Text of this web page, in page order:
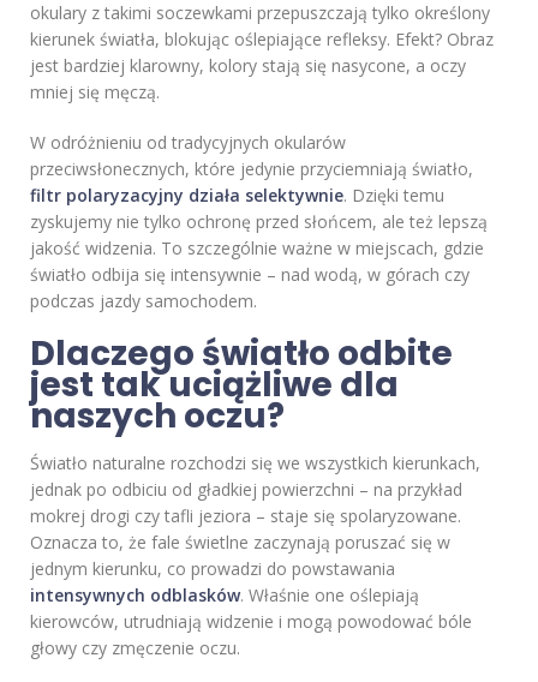
okulary z takimi soczewkami przepuszczają tylko określony
kierunek światła, blokując oślepiające refleksy. Efekt? Obraz
jest bardziej klarowny, kolory stają się nasycone, a oczy
mniej się męczą.
W odróżnieniu od tradycyjnych okularów
przeciwsłonecznych, które jedynie przyciemniają światło,
filtr polaryzacyjny działa selektywnie. Dzięki temu
zyskujemy nie tylko ochronę przed słońcem, ale też lepszą
jakość widzenia. To szczególnie ważne w miejscach, gdzie
światło odbija się intensywnie – nad wodą, w górach czy
podczas jazdy samochodem.
Dlaczego światło odbite
jest tak uciążliwe dla
naszych oczu?
Światło naturalne rozchodzi się we wszystkich kierunkach,
jednak po odbiciu od gładkiej powierzchni – na przykład
mokrej drogi czy tafli jeziora – staje się spolaryzowane.
Oznacza to, że fale świetlne zaczynają poruszać się w
jednym kierunku, co prowadzi do powstawania
intensywnych odblasków. Właśnie one oślepiają
kierowców, utrudniają widzenie i mogą powodować bóle
głowy czy zmęczenie oczu.